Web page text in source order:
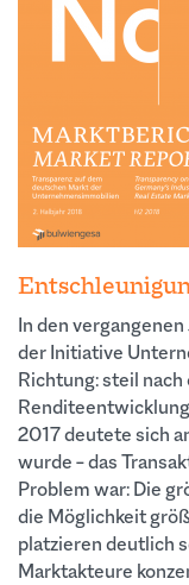
In den
der Initiative
Richtung: steil nach
2017 deutete sich
wurde – das
Problem war: Die
die Möglichkeit
platzieren deutlich
Marktakteure